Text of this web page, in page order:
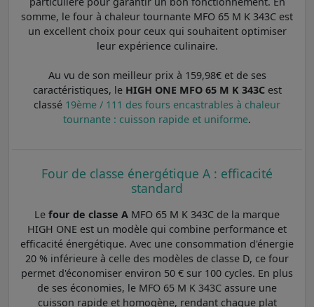
somme, le four à chaleur tournante MFO 65 M K 343C est
un excellent choix pour ceux qui souhaitent optimiser
leur expérience culinaire.
Au vu de son meilleur prix à 159,98€ et de ses
caractéristiques, le HIGH ONE MFO 65 M K 343Cest
classé 19ème / 111 des fours encastrables à chaleur
tournante : cuisson rapide et uniforme.
Four de classe énergétique A : efficacité
standard
Le four de classe A MFO 65 M K 343C de la marque
HIGH ONE est un modèle qui combine performance et
efficacité énergétique. Avec une consommation d'énergie
20 % inférieure à celle des modèles de classe D, ce four
permet d'économiser environ 50 € sur 100 cycles. En plus
de ses économies, le MFO 65 M K 343C assure une
cuisson rapide et homogène, rendant chaque plat